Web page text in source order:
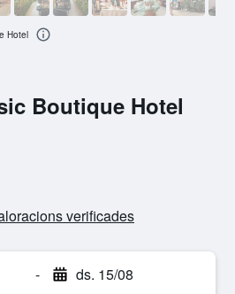
Boutique Hotel
verificades
- ds. 15/08
Hotel